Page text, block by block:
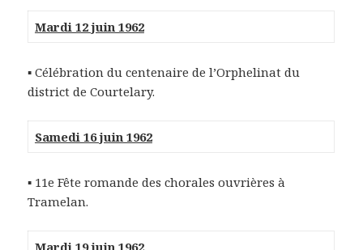
Mardi 12 juin 1962
▪ Célébration du centenaire de l’Orphelinat du
district de Courtelary.
Samedi 16 juin 1962
▪ 11e Fête romande des chorales ouvrières à
Tramelan.